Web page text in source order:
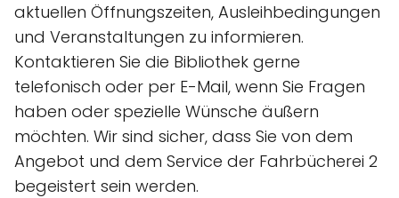
aktuellen Öffnungszeiten, Ausleihbedingungen
und Veranstaltungen zu informieren.
Kontaktieren Sie die Bibliothek gerne
telefonisch oder per E-Mail, wenn Sie Fragen
haben oder spezielle Wünsche äußern
möchten. Wir sind sicher, dass Sie von dem
Angebot und dem Service der Fahrbücherei 2
begeistert sein werden.